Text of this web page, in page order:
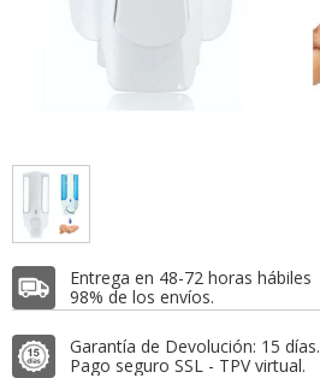
Entrega en 48-72 horas hábiles
98% de los envíos.
Garantía de Devolución: 15 días.
Pago seguro SSL - TPV virtual.